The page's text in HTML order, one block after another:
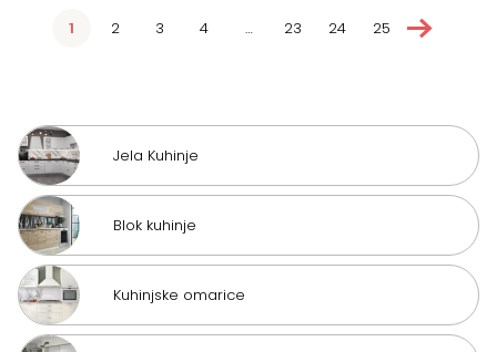
1 2 3 4 … 23 24 25→
Jela Kuhinje
Blok kuhinje
Kuhinjske omarice